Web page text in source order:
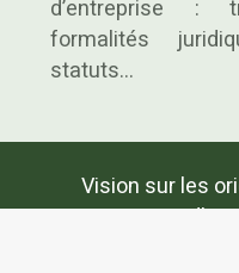
d’entreprise :
formalités
statuts…
Vision sur les